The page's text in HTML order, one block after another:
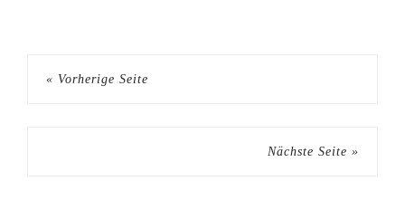
« Vorherige Seite
Nächste Seite »